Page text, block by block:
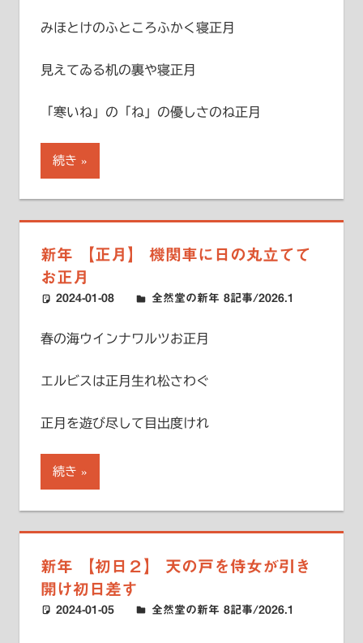
みほとけのふところふかく寝正月
見えてゐる机の裏や寝正月
「寒いね」の「ね」の優しさのね正月
続き
新年 【正月】 機関車に日の丸立てて
お正月
2024-01-08 ハードエッジ
全然堂の新年 8記事/2026.1
春の海ウインナワルツお正月
エルビスは正月生れ松さわぐ
正月を遊び尽して目出度けれ
続き
新年 【初日２】 天の戸を侍女が引き
開け初日差す
2024-01-05 ハードエッジ
全然堂の新年 8記事/2026.1